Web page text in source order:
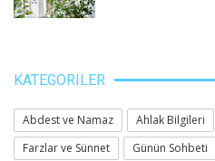
KATEGORILER
Abdest ve Namaz Ahlak Bilgileri
Farzlar ve Sünnet
Günün Sohbeti